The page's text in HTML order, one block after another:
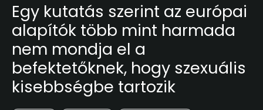
Egy kutatás szerint az európai
alapítók több mint harmada
nem mondja el a
befektetőknek, hogy szexuális
kisebbségbe tartozik